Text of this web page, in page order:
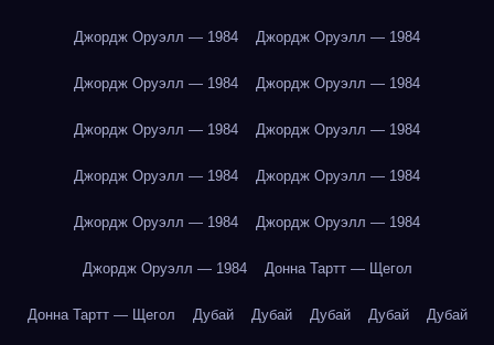
Джордж Оруэлл — 1984 Джордж Оруэлл — 1984
Джордж Оруэлл — 1984 Джордж Оруэлл — 1984
Джордж Оруэлл — 1984 Джордж Оруэлл — 1984
Джордж Оруэлл — 1984 Джордж Оруэлл — 1984
Джордж Оруэлл — 1984 Джордж Оруэлл — 1984
Джордж Оруэлл — 1984 Донна Тартт — Щегол
Донна Тартт — Щегол Дубай Дубай Дубай Дубай Дубай